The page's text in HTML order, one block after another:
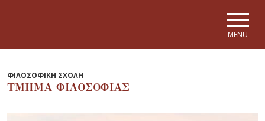
MENU
ΦΙΛΟΣΟΦΙΚΗ ΣΧΟΛΗ
ΤΜΗΜΑ ΦΙΛΟΣΟΦΙΑΣ